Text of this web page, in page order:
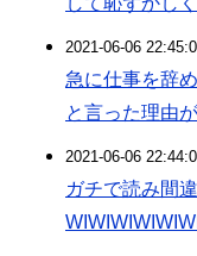
2021-06-06
急に仕事を辞
と言った理由
2021-06-06
ガチで読み間